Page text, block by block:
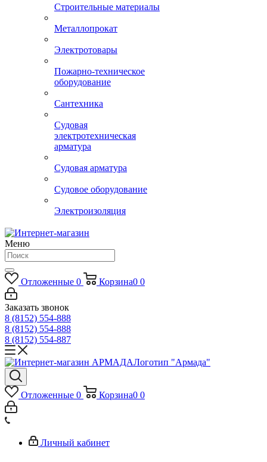
Строительные материалы
Металлопрокат
Электротовары
Пожарно-техническое
оборудование
Сантехника
Судовая
электротехническая
арматура
Судовая арматура
Судовое оборудование
Электроизоляция
Меню
Отложенные 0 Корзина0 0
Заказать звонок
8 (8152) 554-888
8 (8152) 554-888
8 (8152) 554-887
Логотип "Армада"
Отложенные 0 Корзина0 0
Личный кабинет